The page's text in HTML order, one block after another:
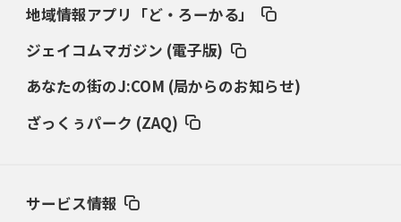
地域情報アプリ「ど・ろーかる」
ジェイコムマガジン (電子版)
あなたの街のJ:COM (局からのお知らせ)
ざっくぅパーク (ZAQ)
サービス情報